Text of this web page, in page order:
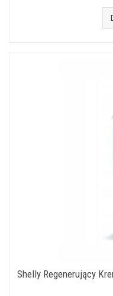
Shelly Regenerujący